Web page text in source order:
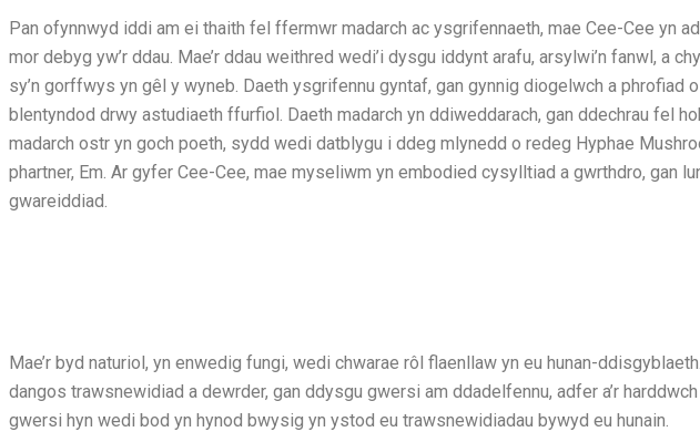
Pan ofynnwyd iddi am ei thaith fel ffermwr madarch ac ysgrifennaeth, mae Cee-Cee yn
mor debyg yw’r ddau. Mae’r ddau weithred wedi’i dysgu iddynt arafu, arsylwi’n fanwl, a
sy’n gorffwys yn gêl y wyneb. Daeth ysgrifennu gyntaf, gan gynnig diogelwch a phrofiad
blentyndod drwy astudiaeth ffurfiol. Daeth madarch yn ddiweddarach, gan ddechrau fel
madarch ostr yn goch poeth, sydd wedi datblygu i ddeg mlynedd o redeg Hyphae
phartner, Em. Ar gyfer Cee-Cee, mae myseliwm yn embodied cysylltiad a gwrthdro, gan
gwareiddiad.
Mae’r byd naturiol, yn enwedig fungi, wedi chwarae rôl flaenllaw yn eu hunan-
dangos trawsnewidiad a dewrder, gan ddysgu gwersi am ddadelfennu, adfer a’r harddwch
gwersi hyn wedi bod yn hynod bwysig yn ystod eu trawsnewidiadau bywyd eu hunain.